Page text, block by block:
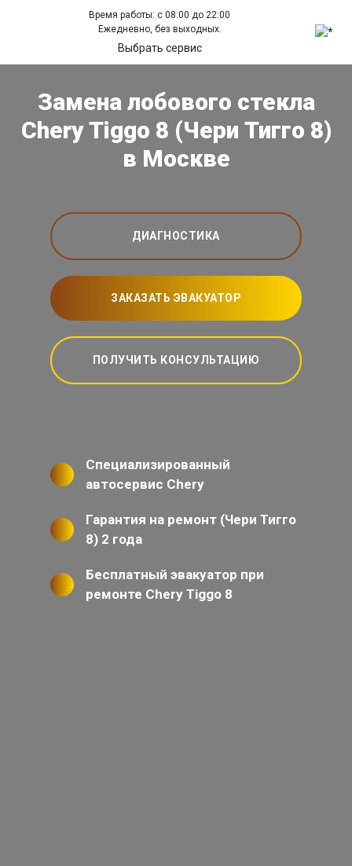
Время работы: с 08:00 до 22:00
Ежедневно, без выходных.
Выбрать сервис
Замена лобового стекла
Chery Tiggo 8 (Чери Тигго 8)
в Москве
ДИАГНОСТИКА
ЗАКАЗАТЬ ЭВАКУАТОР
ПОЛУЧИТЬ КОНСУЛЬТАЦИЮ
Специализированный
автосервис Chery
Гарантия на ремонт (Чери Тигго
8) 2 года
Бесплатный эвакуатор при
ремонте Chery Tiggo 8